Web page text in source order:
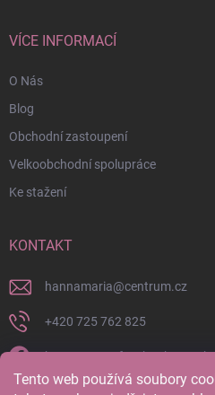
Tento web používá soubory
VÍCE INFORMACÍ
O Nás
Blog
Obchodní zastoupení
Velkoobchodní spolupráce
Ke stažení
KONTAKT
hannamaria@centrum.cz
+420 725 762 825
https://www.facebook.com/
hannamariatherapy/